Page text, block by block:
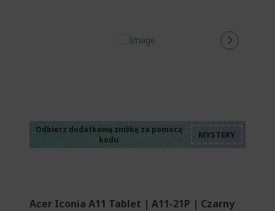
Odbierz dodatkową zniżkę za pomocą
kodu
Acer Iconia A11 Tablet | A11-21P | Czarny